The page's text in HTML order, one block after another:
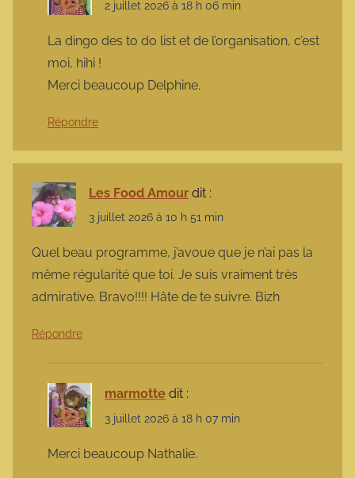
2 juillet 2026 à 18 h 06 min
La dingo des to do list et de l’organisation, c’est
moi, hihi !
Merci beaucoup Delphine.
Répondre
Les Food Amour dit :
3 juillet 2026 à 10 h 51 min
Quel beau programme, j’avoue que je n’ai pas la
même régularité que toi. Je suis vraiment très
admirative. Bravo!!!! Hâte de te suivre. Bizh
Répondre
marmotte dit :
3 juillet 2026 à 18 h 07 min
Merci beaucoup Nathalie.